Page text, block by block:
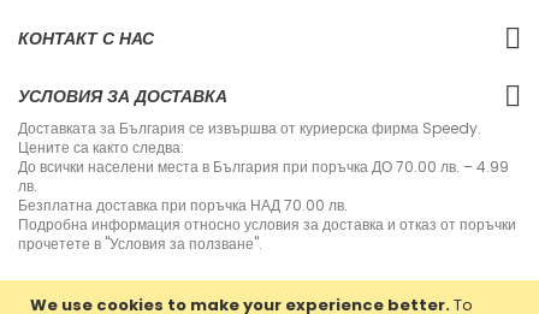
We use cookies to make your experience better.To
N
s
e
t
t
e
r
:
КОНТАКТ С НАС
УСЛОВИЯ ЗА ДОСТАВКА
Доставката за България се извършва от куриерска фирма Speedy.
Цените са както следва:
До всички населени места в България при поръчка ДО 70.00 лв. – 4.99
лв.
Безплатна доставка при поръчка НАД 70.00 лв.
Подробна информация относно условия за доставка и отказ от поръчки
прочетете в "Условия за ползване".